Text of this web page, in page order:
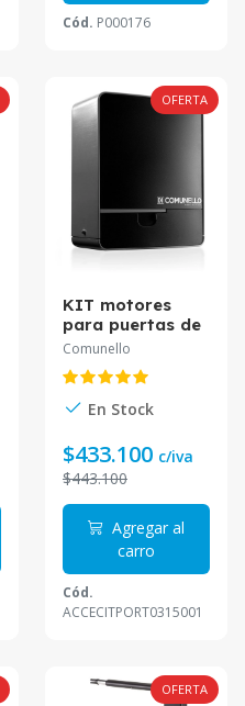
Cód. P000176
OFERTA
KIT motores
para puertas de
corredera uso
industrial. 24V
Hasta 600 Kg
Comunello
En Stock
$433.100 c/iva
$443.100
Agregar al
carro
Cód.
ACCECITPORT0315001
OFERTA